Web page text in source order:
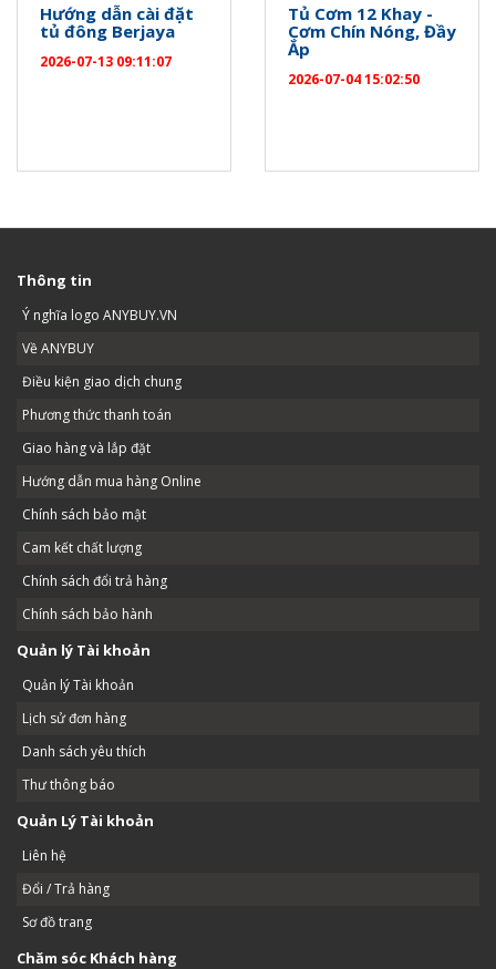
Hướng dẫn cài đặt
tủ đông Berjaya
2026-07-13 09:11:07
Tủ Cơm 12 Khay -
Cơm Chín Nóng, Đầy
Ắp
2026-07-04 15:02:50
Thông tin
Ý nghĩa logo ANYBUY.VN
Về ANYBUY
Điều kiện giao dịch chung
Phương thức thanh toán
Giao hàng và lắp đặt
Hướng dẫn mua hàng Online
Chính sách bảo mật
Cam kết chất lượng
Chính sách đổi trả hàng
Chính sách bảo hành
Quản lý Tài khoản
Quản lý Tài khoản
Lịch sử đơn hàng
Danh sách yêu thích
Thư thông báo
Quản Lý Tài khoản
Liên hệ
Đổi / Trả hàng
Sơ đồ trang
Chăm sóc Khách hàng